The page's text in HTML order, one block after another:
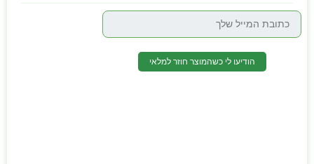
הודיעו לי כשהמוצר חוזר למלאי